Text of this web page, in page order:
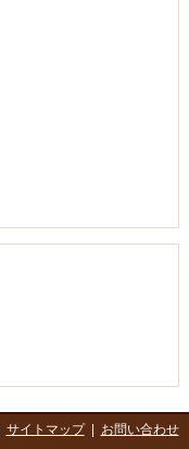
サイトマップ| お問い合わせ